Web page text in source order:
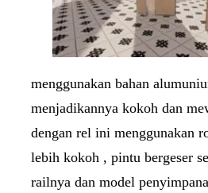
menggunakan bahan
menjadikannya kokoh dan
dengan rel ini menggunakan
lebih kokoh , pintu bergeser
railnya dan model